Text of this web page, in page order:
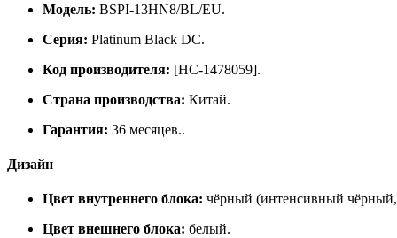
Модель: BSPI‑13HN8/BL/EU.
Серия: Platinum Black DC.
Код производителя: [НС‑1478059].
Страна производства: Китай.
Гарантия: 36 месяцев..
Дизайн
Цвет внутреннего блока: чёрный (интенсивный чёрный,
Цвет внешнего блока: белый.